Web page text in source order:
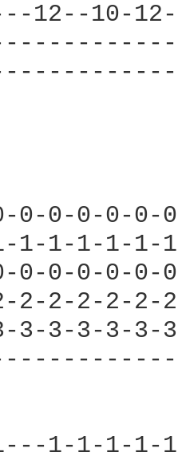
12--10-
0-0-0-0-
1-1-1-1-
0-0-0-0-
2-2-2-2-
3-3-3-3-
1-1-1-